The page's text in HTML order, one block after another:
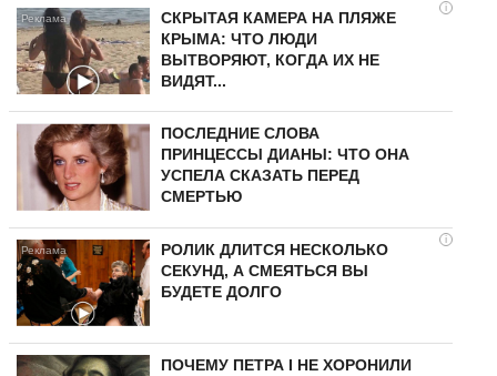
i
СКРЫТАЯ КАМЕРА НА ПЛЯЖЕ
КРЫМА: ЧТО ЛЮДИ
ВЫТВОРЯЮТ, КОГДА ИХ НЕ
ВИДЯТ...
ПОСЛЕДНИЕ СЛОВА
ПРИНЦЕССЫ ДИАНЫ: ЧТО ОНА
УСПЕЛА СКАЗАТЬ ПЕРЕД
СМЕРТЬЮ
i
РОЛИК ДЛИТСЯ НЕСКОЛЬКО
СЕКУНД, А СМЕЯТЬСЯ ВЫ
БУДЕТЕ ДОЛГО
ПОЧЕМУ ПЕТРА I НЕ ХОРОНИЛИ